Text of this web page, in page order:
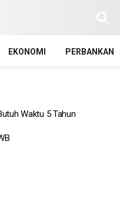
EKONOMI PERBANKAN
Waktu 5 Tahun